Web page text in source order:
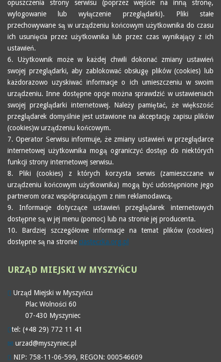
opuszczenia strony serwisu (poprzez wejście na inną stronę,
wylogowanie lub wyłączenie przeglądarki). Pliki stałe
przechowywane są w urządzeniu końcowym użytkownika do czasu
ich usunięcia przez użytkownika lub przez czas wynikający z ich
ustawień.
6. Użytkownik może w każdej chwili dokonać zmiany ustawień
swojej przeglądarki, aby zablokować obsługę plików (cookies) lub
każdorazowo uzyskiwać informacje o ich umieszczeniu w swoim
urządzeniu. Inne dostępne opcje można sprawdzić w ustawieniach
swojej przeglądarki internetowej. Należy pamiętać, że większość
przeglądarek domyślnie jest ustawione na akceptację zapisu plików
(cookies)w urządzeniu końcowym.
7. Operator Serwisu informuje, że zmiany ustawień w przeglądarce
internetowej użytkownika mogą ograniczyć dostęp do niektórych
funkcji strony internetowej serwisu.
8. Pliki (cookies) z których korzysta serwis (zamieszczane w
urządzeniu końcowym użytkownika) mogą być udostępnione jego
partnerom oraz współpracującym z nim reklamodawcą.
9. Informacje dotyczące ustawień przeglądarek internetowych
dostępne są w jej menu (pomoc) lub na stronie jej producenta.
10. Bardziej szczegółowe informacje na temat plików (cookies)
dostępne są na stronie ciasteczka.org.pl
URZĄD MIEJSKI W MYSZYŃCU
Urząd Miejski w Myszyńcu
Plac Wolności 60
07-430 Myszyniec
tel: (+48 29) 772 11 41
urzad@myszyniec.pl
NIP: 758-11-06-599, REGON: 000546609